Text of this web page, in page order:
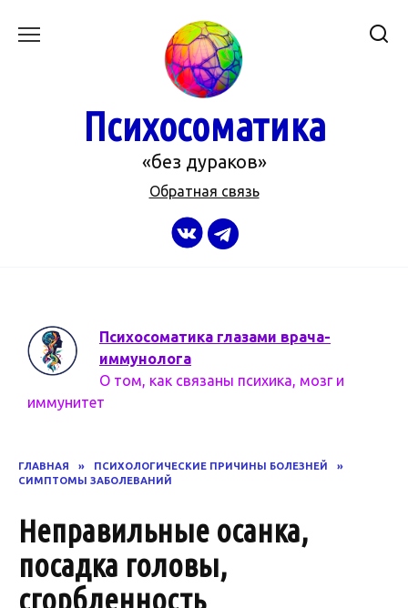
Психосоматика
«без дураков»
Обратная связь
Психосоматика глазами врача-
иммунолога
О том, как связаны психика, мозг и
иммунитет
ГЛАВНАЯ » ПСИХОЛОГИЧЕСКИЕ ПРИЧИНЫ БОЛЕЗНЕЙ
»
СИМПТОМЫ ЗАБОЛЕВАНИЙ
Неправильные осанка,
посадка головы,
сгорбленность